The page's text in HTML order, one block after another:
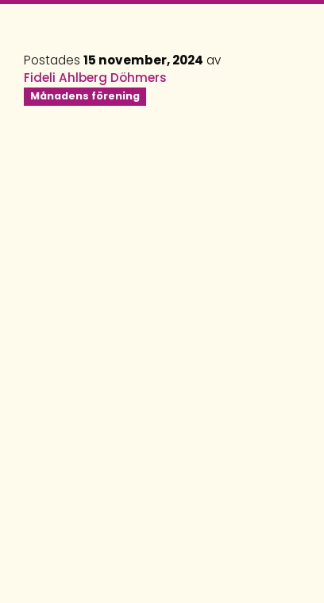
Postades 15 november, 2024 av
Fideli Ahlberg Döhmers
Månadens förening